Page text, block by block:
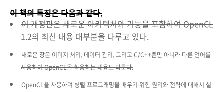
이 책의 특징은 다음과 같다.
이 개정판은 새로운 아키텍처와 기능을 포함하여 OpenCL
1.2의 최신 내용 대부분을 다루고 있다.
새로운 장은 이미지 처리, 데이터 관리, 그리고 C/C++뿐만 아니라 다른 언어를
사용하여 OpenCL을 활용하는 내용도 다룬다.
OpenCL을 사용하여 병렬 프로그래밍을 배우기 위한 원리와 전략에 대해서 설